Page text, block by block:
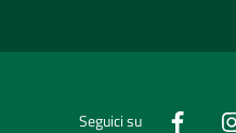
Seguici su